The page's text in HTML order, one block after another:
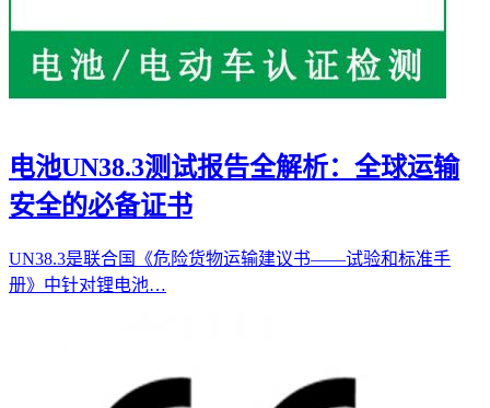
电池UN38.3测试报告全解析：全球运输
安全的必备证书
UN38.3是联合国《危险货物运输建议书——试验和标准手
册》中针对锂电池…